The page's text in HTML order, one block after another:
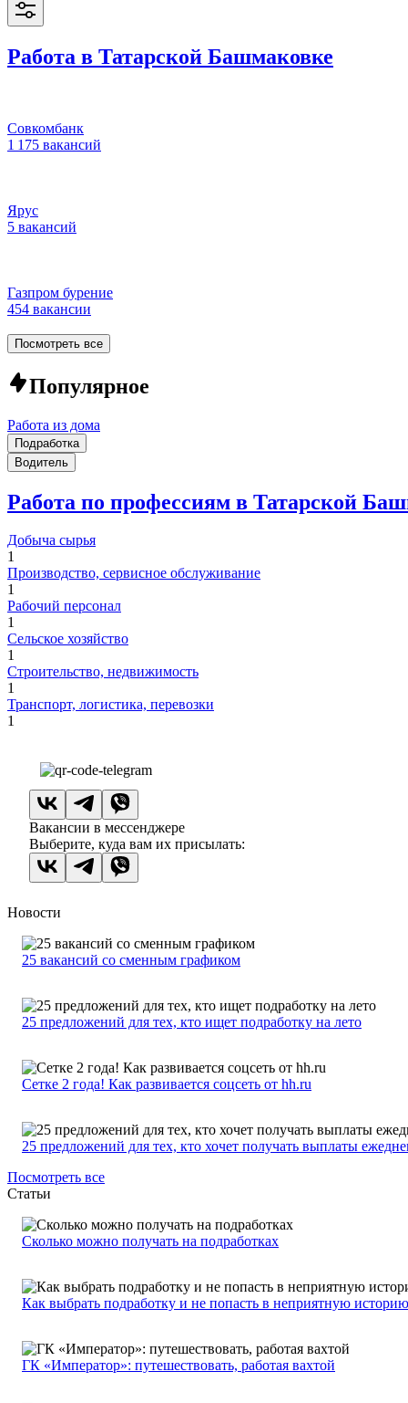
Работа в Татарской Башмаковке
Совкомбанк
1 175 вакансий
Ярус
5 вакансий
Газпром бурение
454 вакансии
Посмотреть все
Популярное
Работа из дома
Подработка
Водитель
Работа по профессиям в Татарской
Добыча сырья
1
Производство, сервисное обслуживание
1
Рабочий персонал
1
Сельское хозяйство
1
Строительство, недвижимость
1
Транспорт, логистика, перевозки
1
Вакансии в мессенджере
Выберите, куда вам их присылать:
Новости
25 вакансий со сменным графиком
25 предложений для тех, кто ищет подработку на лето
Сетке 2 года! Как развивается соцсеть от hh.ru
25 предложений для тех, кто хочет получать выплаты
Посмотреть все
Статьи
Сколько можно получать на подработках
Как выбрать подработку и не попасть в неприятную историю
ГК «Император»: путешествовать, работая вахтой